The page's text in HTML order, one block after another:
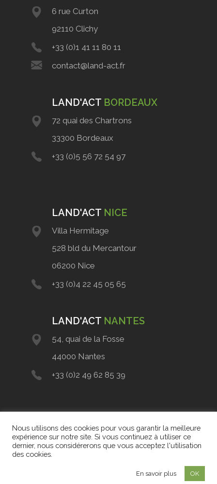
6 rue Curton
92110 Clichy
+33 (0)1 41 11 80 11
contact@land-act.fr
LAND'ACT BORDEAUX
72 quai des Chartrons
33300 Bordeaux
+33 (0)5 56 72 54 97
LAND'ACT NICE
Villa Hermitage
528 bld du Mercantour
06200 Nice
+33 (0)4 22 45 05 65
LAND'ACT NANTES
54, quai de la Fosse
44000 Nantes
+33 (0)2 49 62 85 39
Politique de confidentialité
Nous utilisons des cookies pour vous garantir la meilleure
expérience sur notre site. Si vous continuez à utiliser ce
dernier, nous considérerons que vous acceptez l'utilisation
des cookies.
En savoir plus OK